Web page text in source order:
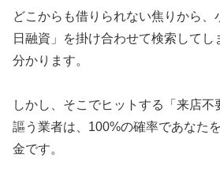
どこからも借りられない焦りから、
日融資」を掛け合わせて検索して
分かります。
しかし、そこでヒットする「来店不
謳う業者は、100%の確率であなた
金です。